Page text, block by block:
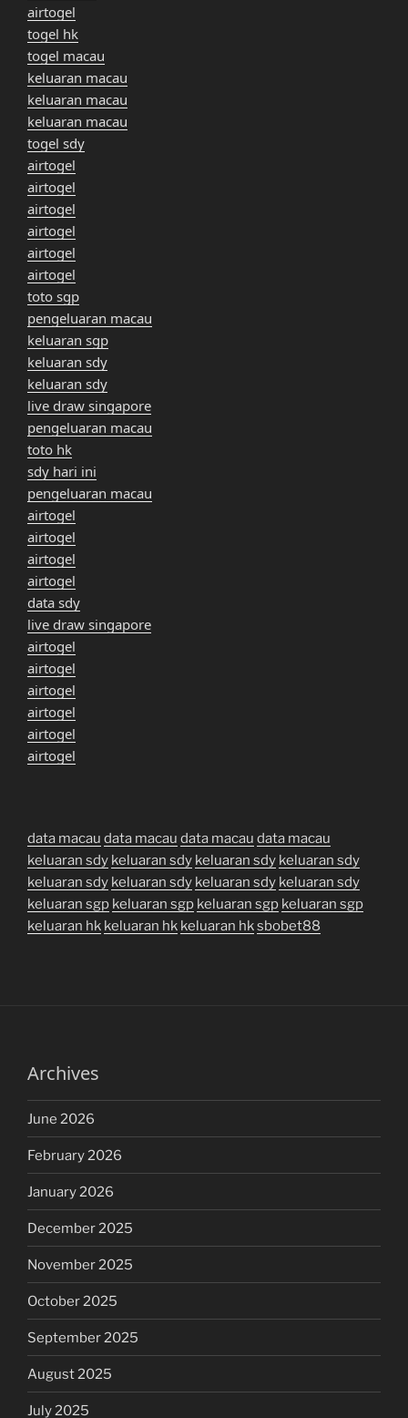
airtogel
togel hk
togel macau
keluaran macau
keluaran macau
keluaran macau
togel sdy
airtogel
airtogel
airtogel
airtogel
airtogel
airtogel
toto sgp
pengeluaran macau
keluaran sgp
keluaran sdy
keluaran sdy
live draw singapore
pengeluaran macau
toto hk
sdy hari ini
pengeluaran macau
airtogel
airtogel
airtogel
airtogel
data sdy
live draw singapore
airtogel
airtogel
airtogel
airtogel
airtogel
airtogel
data macau data macau data macau data macau
keluaran sdy keluaran sdy keluaran sdy keluaran sdy
keluaran sdy keluaran sdy keluaran sdy keluaran sdy
keluaran sgp keluaran sgp keluaran sgp keluaran sgp
keluaran hk keluaran hk keluaran hksbobet88
Archives
June 2026
February 2026
January 2026
December 2025
November 2025
October 2025
September 2025
August 2025
July 2025